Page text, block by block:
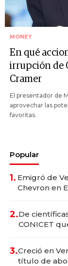
MONEY
En qué
irrupción de
Cramer
El presentador de
aprovechar las
favoritas.
Popular
1. Emigró de
Chevron en
2.De
CONICET
3.Creció en
título de